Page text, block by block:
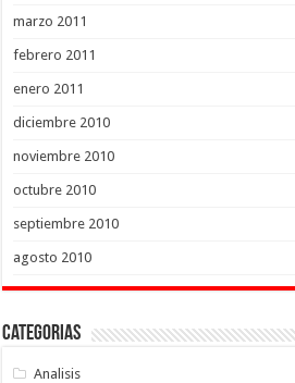
marzo 2011
febrero 2011
enero 2011
diciembre 2010
noviembre 2010
octubre 2010
septiembre 2010
agosto 2010
Categorias
Analisis